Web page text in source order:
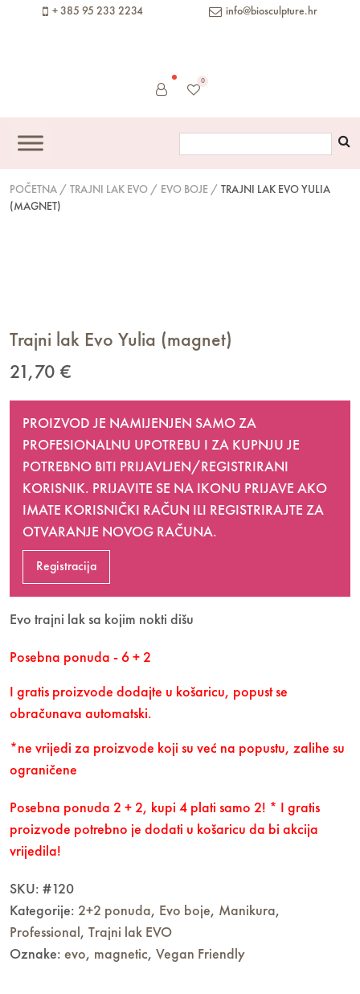
+ 385 95 233 2234 info@biosculpture.hr
0
POČETNA / TRAJNI LAK EVO / EVO BOJE / TRAJNI LAK EVO YULIA
(MAGNET)
Trajni lak Evo Yulia (magnet)
21,70 €
PROIZVOD JE NAMIJENJEN SAMO ZA
PROFESIONALNU UPOTREBU I ZA KUPNJU JE
POTREBNO BITI
PRIJAVLJEN/REGISTRIRANI
KORISNIK. PRIJAVITE SE NA IKONU PRIJAVE AKO
IMATE KORISNIČKI RAČUN ILI REGISTRIRAJTE ZA
OTVARANJE NOVOG RAČUNA.
Registracija
Evo trajni lak sa kojim nokti dišu
Posebna ponuda - 6 + 2
I gratis proizvode dodajte u košaricu, popust se
obračunava automatski.
*ne vrijedi za proizvode koji su već na popustu, zalihe su
ograničene
Posebna ponuda 2 + 2, kupi 4 plati samo 2! * I gratis
proizvode potrebno je dodati u košaricu da bi akcija
vrijedila!
SKU: #120
Kategorije: 2+2 ponuda, Evo boje, Manikura,
Professional , Trajni lak EVO
Oznake: evo, magnetic, Vegan Friendly